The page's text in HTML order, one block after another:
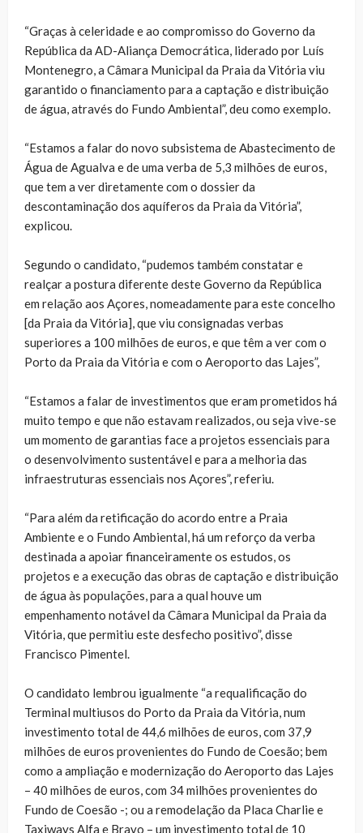
“Graças à celeridade e ao compromisso do Governo da
República da AD-Aliança Democrática, liderado por Luís
Montenegro, a Câmara Municipal da Praia da Vitória viu
garantido o financiamento para a captação e distribuição
de água, através do Fundo Ambiental”, deu como exemplo.
“Estamos a falar do novo subsistema de Abastecimento de
Água de Agualva e de uma verba de 5,3 milhões de euros,
que tem a ver diretamente com o dossier da
descontaminação dos aquíferos da Praia da Vitória”,
explicou.
Segundo o candidato, “pudemos também constatar e
realçar a postura diferente deste Governo da República
em relação aos Açores, nomeadamente para este concelho
[da Praia da Vitória], que viu consignadas verbas
superiores a 100 milhões de euros, e que têm a ver com o
Porto da Praia da Vitória e com o Aeroporto das Lajes”,
“Estamos a falar de investimentos que eram prometidos há
muito tempo e que não estavam realizados, ou seja vive-se
um momento de garantias face a projetos essenciais para
o desenvolvimento sustentável e para a melhoria das
infraestruturas essenciais nos Açores”, referiu.
“Para além da retificação do acordo entre a Praia
Ambiente e o Fundo Ambiental, há um reforço da verba
destinada a apoiar financeiramente os estudos, os
projetos e a execução das obras de captação e distribuição
de água às populações, para a qual houve um
empenhamento notável da Câmara Municipal da Praia da
Vitória, que permitiu este desfecho positivo”, disse
Francisco Pimentel.
O candidato lembrou igualmente “a requalificação do
Terminal multiusos do Porto da Praia da Vitória, num
investimento total de 44,6 milhões de euros, com 37,9
milhões de euros provenientes do Fundo de Coesão; bem
como a ampliação e modernização do Aeroporto das Lajes
– 40 milhões de euros, com 34 milhões provenientes do
Fundo de Coesão -; ou a remodelação da Placa Charlie e
Taxiways Alfa e Bravo – um investimento total de 10